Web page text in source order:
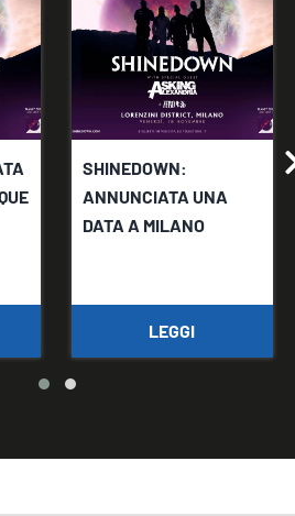
SHINEDOWN:
ANNUNCIATA UNA
DATA A MILANO
LEGGI